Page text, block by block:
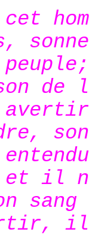
de
et il
il